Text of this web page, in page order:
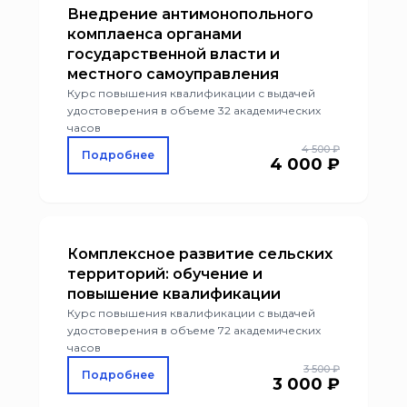
Внедрение антимонопольного
комплаенса органами
государственной власти и
местного самоуправления
Курс повышения квалификации с выдачей
удостоверения в объеме 32 академических
часов
Подробнее
4 500 ₽
4 000 ₽
Комплексное развитие сельских
территорий: обучение и
повышение квалификации
Курс повышения квалификации с выдачей
удостоверения в объеме 72 академических
часов
Подробнее
3 500 ₽
3 000 ₽